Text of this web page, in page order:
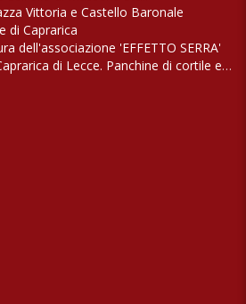
Vittoria e Castello Baronale
di Caprarica
dell'associazione 'EFFETTO SERRA'
Biblioteca comunale di Caprarica di Lecce. Panchine di cortile e di campagna